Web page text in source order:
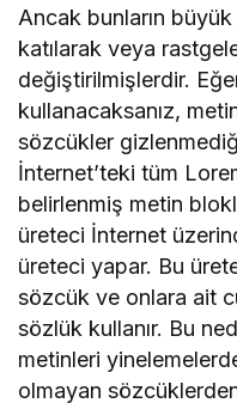
Ancak bunların
katılarak veya
değiştirilmişlerdir.
kullanacaksanız, metin
sözcükler
İnternet’teki tüm
belirlenmiş metin
üreteci İnternet
üreteci yapar. Bu
sözcük ve onlara ait
sözlük kullanır. Bu
metinleri
olmayan